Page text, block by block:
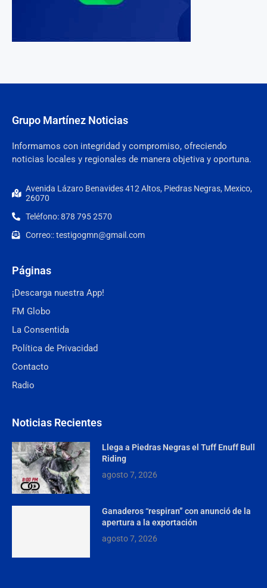
Grupo Martínez Noticias
Informamos con integridad y compromiso, ofreciendo
noticias locales y regionales de manera objetiva y oportuna.
Avenida Lázaro Benavides 412 Altos, Piedras Negras, Mexico,
26070
Teléfono: 878 795 2570
Correo:: testigogmn@gmail.com
Páginas
¡Descarga nuestra App!
FM Globo
La Consentida
Política de Privacidad
Contacto
Radio
Noticias Recientes
Llega a Piedras Negras el Tuff Enuff Bull
Riding
agosto 7, 2026
Ganaderos “respiran” con anunció de la
apertura a la exportación
agosto 7, 2026